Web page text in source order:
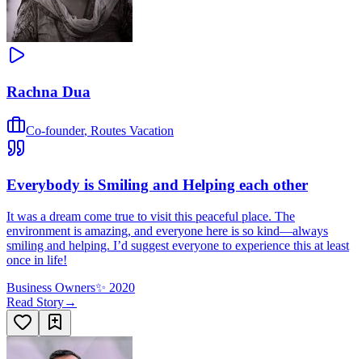
Rachna Dua
Co-founder, Routes Vacation
Everybody is Smiling and Helping each other
It was a dream come true to visit this peaceful place. The
environment is amazing, and everyone here is so kind—always
smiling and helping. I’d suggest everyone to experience this at least
once in life!
Business Owners✨ 2020
Read Story→